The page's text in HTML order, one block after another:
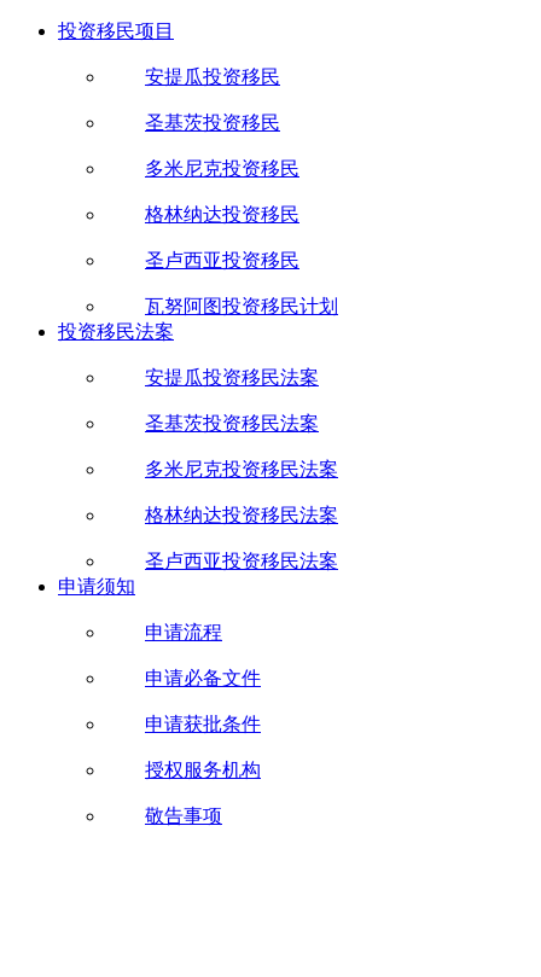
投资移民项目
安提瓜投资移民
圣基茨投资移民
多米尼克投资移民
格林纳达投资移民
圣卢西亚投资移民
瓦努阿图投资移民计划
投资移民法案
安提瓜投资移民法案
圣基茨投资移民法案
多米尼克投资移民法案
格林纳达投资移民法案
圣卢西亚投资移民法案
申请须知
申请流程
申请必备文件
申请获批条件
授权服务机构
敬告事项